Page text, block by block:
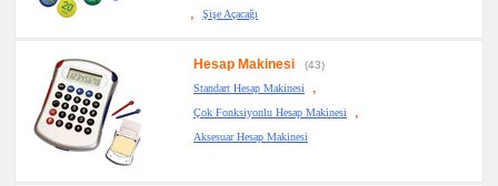
, Şişe Açacağı
Hesap Makinesi
(43)
Standart Hesap Makinesi
,
Çok Fonksiyonlu Hesap Makinesi ,
Aksesuar Hesap Makinesi